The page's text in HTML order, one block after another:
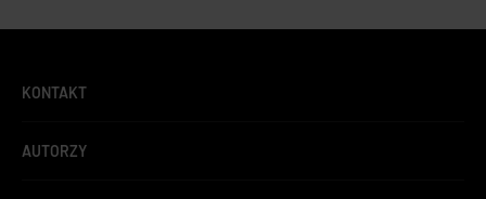
KONTAKT
AUTORZY